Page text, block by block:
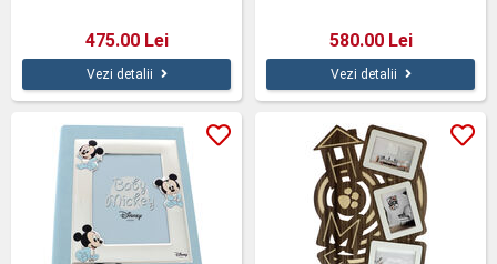
475.00 Lei
Vezi detalii
580.00 Lei
Vezi detalii